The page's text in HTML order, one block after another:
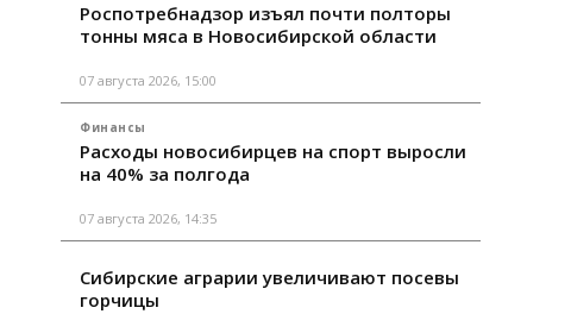
Роспотребнадзор изъял почти полторы
тонны мяса в Новосибирской области
07 августа 2026, 15:00
Финансы
Расходы новосибирцев на спорт выросли
на 40% за полгода
07 августа 2026, 14:35
Сибирские аграрии увеличивают посевы
горчицы